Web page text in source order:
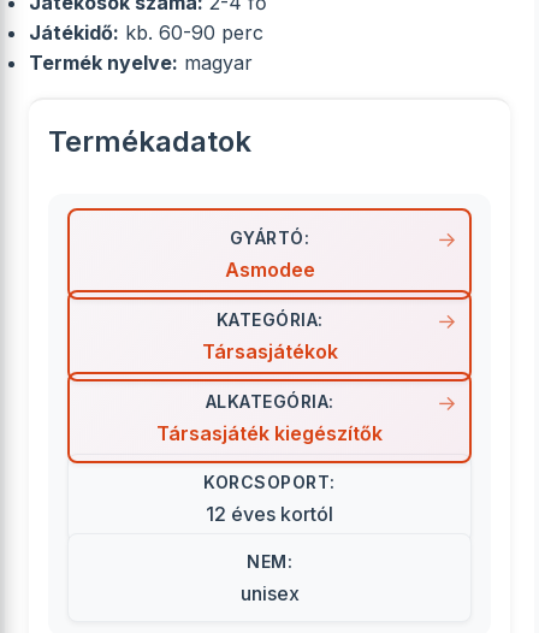
Játékidő: kb. 60-90 perc
Termék nyelve: magyar
Termékadatok
GYÁRTÓ:
Asmodee
KATEGÓRIA:
Társasjátékok
ALKATEGÓRIA:
Társasjáték kiegészítők
KORCSOPORT:
12 éves kortól
NEM:
unisex